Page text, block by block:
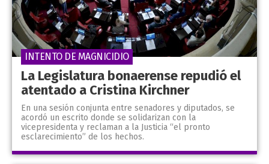
La Legislatura bonaerense repudió el
atentado a Cristina Kirchner
En una sesión conjunta entre senadores y diputados, se
acordó un escrito donde se solidarizan con la
vicepresidenta y reclaman a la Justicia “el pronto
esclarecimiento” de los hechos.
INTENTO DE MAGNICIDIO